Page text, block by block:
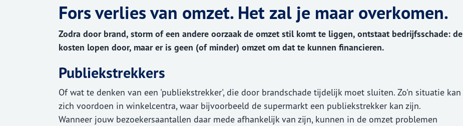
Verduurzamen
Verduurzaming van je woning
Bedrijfsverduurzaming
Bedrijfsverduurzaming
Bedrijfsfinanciering
Financieringscheck
De pakket vergelijker
Verzekeringskaarten
Fors verlies van omzet. Het zal je maar overkomen.
Zodra door brand, storm of een andere oorzaak de omzet stil komt te liggen, ontstaat bedrijfsschade: de
kosten lopen door, maar er is geen (of minder) omzet om dat te kunnen financieren.
Publiekstrekkers
Of wat te denken van een 'publiekstrekker', die door brandschade tijdelijk moet sluiten. Zo'n situatie kan
zich voordoen in winkelcentra, waar bijvoorbeeld de supermarkt een publiekstrekker kan zijn.
Wanneer jouw bezoekersaantallen daar mede afhankelijk van zijn, kunnen in de omzet problemen